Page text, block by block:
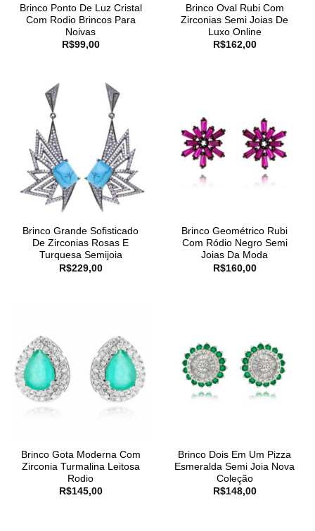
Brinco Ponto De Luz Cristal
Com Rodio Brincos Para
Noivas
R$99,00
Brinco Oval Rubi Com
Zirconias Semi Joias De
Luxo Online
R$162,00
Brinco Grande Sofisticado
De Zirconias Rosas E
Turquesa Semijoia
R$229,00
Brinco Geométrico Rubi
Com Ródio Negro Semi
Joias Da Moda
R$160,00
Brinco Gota Moderna Com
Zirconia Turmalina Leitosa
Rodio
R$145,00
Brinco Dois Em Um Pizza
Esmeralda Semi Joia Nova
Coleção
R$148,00